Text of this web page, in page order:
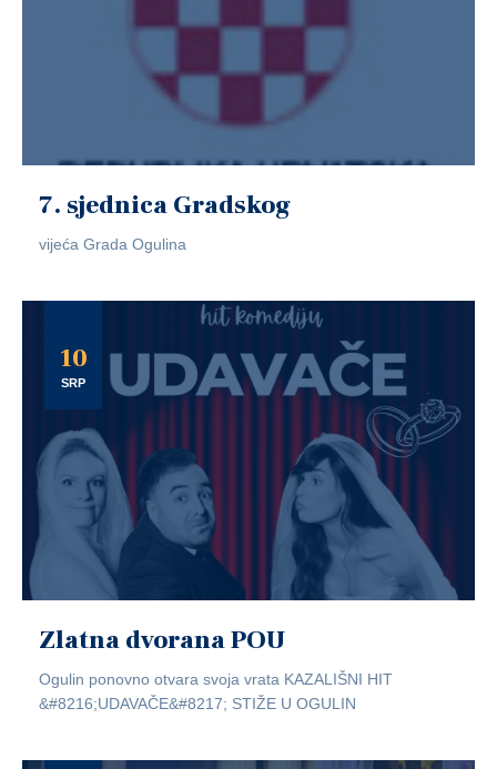
7. sjednica Gradskog
vijeća Grada Ogulina
10
SRP
Zlatna dvorana POU
Ogulin ponovno otvara svoja vrata KAZALIŠNI HIT
&#8216;UDAVAČE&#8217; STIŽE U OGULIN